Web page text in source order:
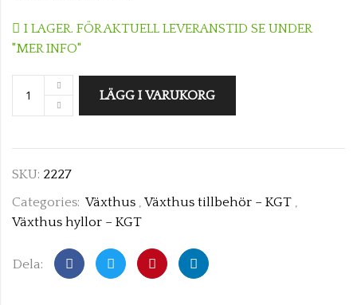
I LAGER. FÖR AKTUELL LEVERANSTID SE UNDER
"MER INFO"
LÄGG I VARUKORG
SKU: 2227
Categories: Växthus , Växthus tillbehör – KGT ,
Växthus hyllor – KGT
Dela: